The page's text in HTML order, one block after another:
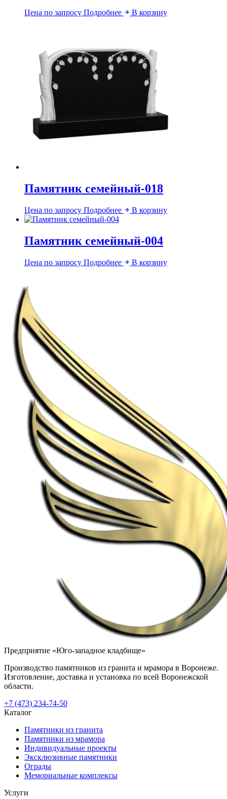
Цена по запросу Подробнее В корзину
Памятник семейный-018
Цена по запросу Подробнее В корзину
Памятник семейный-004
Цена по запросу Подробнее В корзину
Предприятие «Юго-западное кладбище»
Производство памятников из гранита и мрамора в Воронеже.
Изготовление, доставка и установка по всей Воронежской
области.
+7 (473) 234-74-50
Каталог
Памятники из гранита
Памятники из мрамора
Индивидуальные проекты
Эксклюзивные памятники
Ограды
Мемориальные комплексы
Услуги